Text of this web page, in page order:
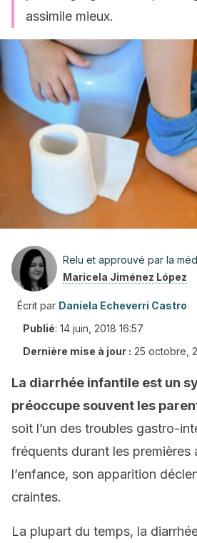
assimile mieux.
Relu et approuvé par la
Maricela Jiménez López
Écrit par Daniela Echeverri Castro
Publié: 14 juin, 2018 16:57
Dernière mise à jour : 25 octobre,
La diarrhée infantile est un
préoccupe souvent les
soit l’un des troubles gastro-
fréquents durant les premières
l’enfance, son apparition
craintes.
La plupart du temps, la